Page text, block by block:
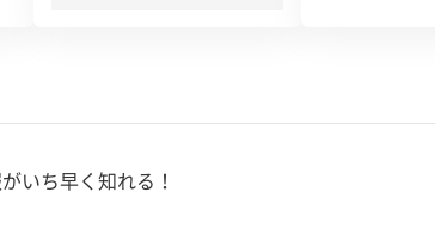
いち早く知れる！